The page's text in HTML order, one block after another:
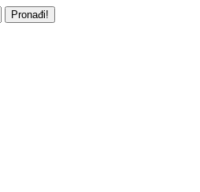
Pronađi!